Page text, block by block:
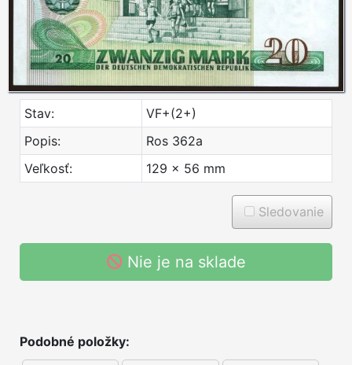
Stav:
VF+(2+)
Popis:
Ros 362a
Veľkosť:
129 x 56 mm
Sledovanie
Nie je na sklade
Podobné položky: